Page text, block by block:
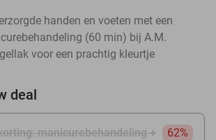
handen en voeten met een
(60 min) bij A.M.
voor een prachtig kleurtje
deal
manicurebehandeling +
62%